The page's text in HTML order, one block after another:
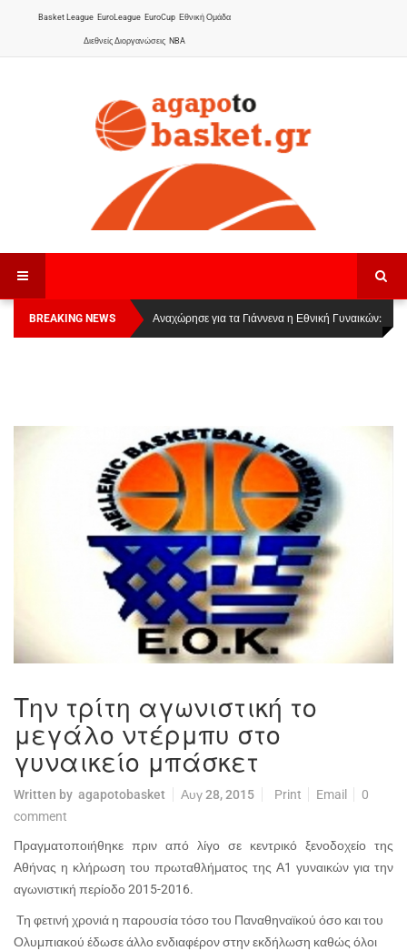
Basket League EuroLeague EuroCup Εθνική Ομάδα
Διεθνείς Διοργανώσεις NBA
BREAKING NEWS
Οι Πάνθηρες Καβάλας στην Women Basketball
League 1
Αναχώρησε για τα Γιάννενα η Εθνική Γυναικών:
Την τρίτη αγωνιστική το
μεγάλο ντέρμπυ στο
γυναικείο μπάσκετ
Written by agapotobasket Αυγ 28, 2015 Print Email
0
comment
Πραγματοποιήθηκε πριν από λίγο σε κεντρικό ξενοδοχείο της
Αθήνας η κλήρωση του πρωταθλήματος της Α1 γυναικών για την
αγωνιστική περίοδο 2015-2016.
Τη φετινή χρονιά η παρουσία τόσο του Παναθηναϊκού όσο και του
Ολυμπιακού έδωσε άλλο ενδιαφέρον στην εκδήλωση καθώς όλοι